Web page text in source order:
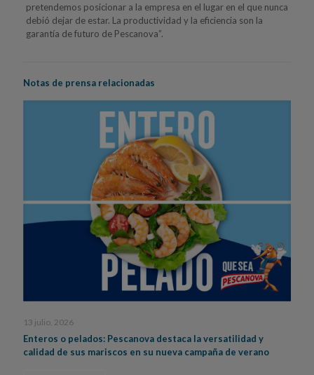
pretendemos posicionar a la empresa en el lugar en el que nunca
debió dejar de estar. La productividad y la eficiencia son la
garantía de futuro de Pescanova”.
Notas de prensa relacionadas
13 julio, 2026
Enteros o pelados: Pescanova destaca la versatilidad y
calidad de sus mariscos en su nueva campaña de verano